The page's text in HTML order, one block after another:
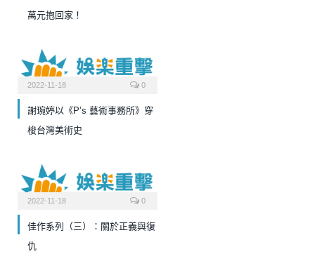
萬元抱回家！
2022-11-18 0
謝琬婷以《P’s 藝術事務所》穿
梭台灣美術史
2022-11-18 0
佳作系列（三）：關於正義與復
仇